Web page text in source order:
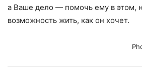
а Ваше дело — помочь ему в этом,
возможность жить, как он хочет.